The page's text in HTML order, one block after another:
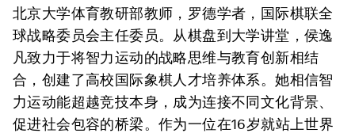
北京大学体育教研部教师，罗德学者，国际棋联全
球战略委员会主任委员。从棋盘到大学讲堂，侯逸
凡致力于将智力运动的战略思维与教育创新相结
合，创建了高校国际象棋人才培养体系。她相信智
力运动能超越竞技本身，成为连接不同文化背景、
促进社会包容的桥梁。作为一位在16岁就站上世界